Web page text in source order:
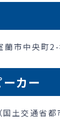
蘭市中央町2-
カー
国土交通省